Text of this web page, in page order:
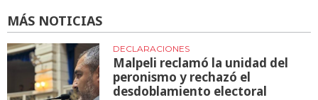
MÁS NOTICIAS
DECLARACIONES
Malpeli reclamó la unidad del
peronismo y rechazó el
desdoblamiento electoral